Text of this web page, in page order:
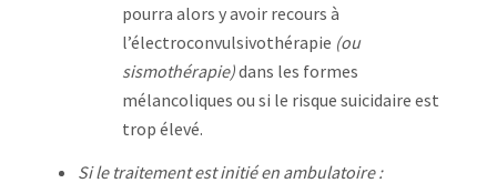
pourra alors y avoir recours à
l’électroconvulsivothérapie (ou
sismothérapie)dans les formes
mélancoliques ou si le risque suicidaire est
trop élevé.
Si le traitement est initié en ambulatoire :